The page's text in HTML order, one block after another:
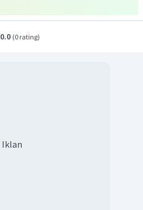
0.0 (0 rating)
Iklan